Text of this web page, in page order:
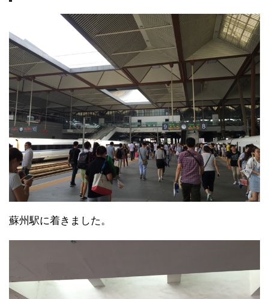
蘇州駅に着きました。